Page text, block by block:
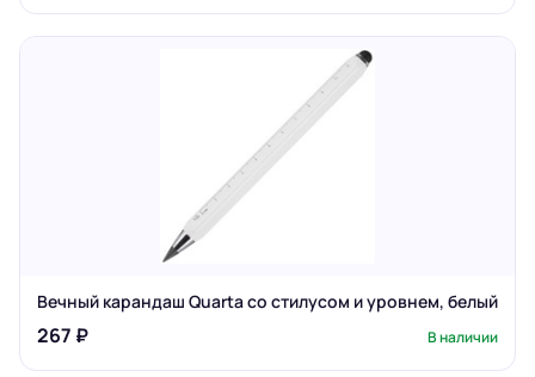
Вечный карандаш Quarta со стилусом и уровнем, белый
267 ₽ В наличии